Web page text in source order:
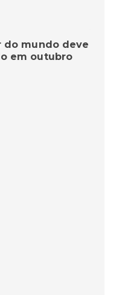
do mundo deve
em outubro